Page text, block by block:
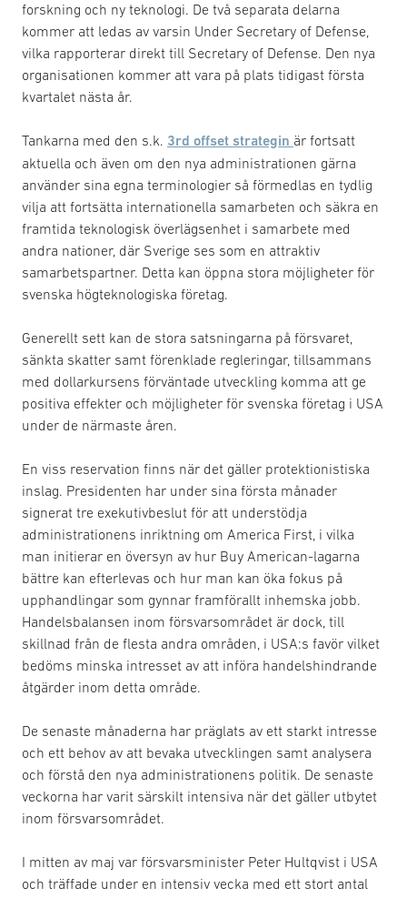
forskning och ny teknologi. De två separata delarna
kommer att ledas av varsin Under Secretary of Defense,
vilka rapporterar direkt till Secretary of Defense. Den nya
organisationen kommer att vara på plats tidigast första
kvartalet nästa år.
Tankarna med den s.k. 3rd offset strategin är fortsatt
aktuella och även om den nya administrationen gärna
använder sina egna terminologier så förmedlas en tydlig
vilja att fortsätta internationella samarbeten och säkra en
framtida teknologisk överlägsenhet i samarbete med
andra nationer, där Sverige ses som en attraktiv
samarbetspartner. Detta kan öppna stora möjligheter för
svenska högteknologiska företag.
Generellt sett kan de stora satsningarna på försvaret,
sänkta skatter samt förenklade regleringar, tillsammans
med dollarkursens förväntade utveckling komma att ge
positiva effekter och möjligheter för svenska företag i USA
under de närmaste åren.
En viss reservation finns när det gäller protektionistiska
inslag. Presidenten har under sina första månader
signerat tre exekutivbeslut för att understödja
administrationens inriktning om America First, i vilka
man initierar en översyn av hur Buy American-lagarna
bättre kan efterlevas och hur man kan öka fokus på
upphandlingar som gynnar framförallt inhemska jobb.
Handelsbalansen inom försvarsområdet är dock, till
skillnad från de flesta andra områden, i USA:s favör vilket
bedöms minska intresset av att införa handelshindrande
åtgärder inom detta område.
De senaste månaderna har präglats av ett starkt intresse
och ett behov av att bevaka utvecklingen samt analysera
och förstå den nya administrationens politik. De senaste
veckorna har varit särskilt intensiva när det gäller utbytet
inom försvarsområdet.
I mitten av maj var försvarsminister Peter Hultqvist i USA
och träffade under en intensiv vecka med ett stort antal